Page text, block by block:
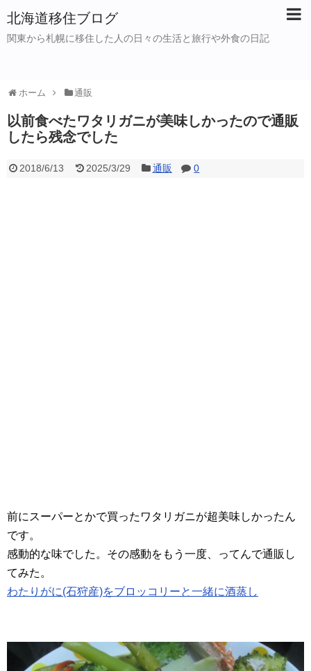
北海道移住ブログ
関東から札幌に移住した人の日々の生活と旅行や外食の日記
ホーム 通販
以前食べたワタリガニが美味しかったので通販
したら残念でした
2018/6/13 2025/3/29 通販 0
前にスーパーとかで買ったワタリガニが超美味しかったん
です。
感動的な味でした。その感動をもう一度、ってんで通販し
てみた。
わたりがに(石狩産)をブロッコリーと一緒に酒蒸し